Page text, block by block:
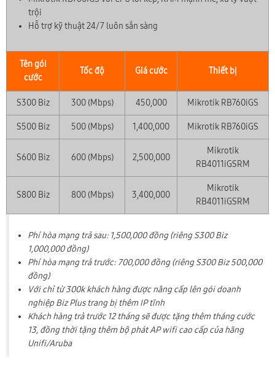
trội
Hỗ trợ kỹ thuật 24/7 luôn sẵn sàng
Tên gói
cước
Tốc độ Giá cước Thiết bị
S300 Biz 300 (Mbps) 450,000 Mikrotik RB760iGS
S500 Biz 500 (Mbps) 1,400,000 Mikrotik RB760iGS
S600 Biz 600 (Mbps) 2,500,000
Mikrotik
RB4011iGSRM
S800 Biz 800 (Mbps) 3,400,000
Mikrotik
RB4011iGSRM
Phí hòa mạng trả sau: 1,500,000 đồng (riêng S300 Biz
1,000,000 đồng)
Phí hòa mạng trả trước: 700,000 đồng (riêng S300 Biz 500,000
đồng)
Với chỉ từ 300k khách hàng được nâng cấp lên gói doanh
nghiệp Biz Plus trang bị thêm IP tĩnh
Khách hàng trả trước 12 tháng sẽ được tặng thêm tháng cước
13, đồng thời tặng thêm bộ phát AP wifi cao cấp của hãng
Unifi/Aruba